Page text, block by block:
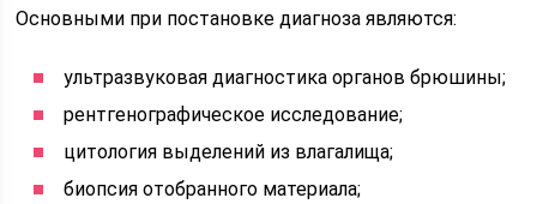
Основными при постановке диагноза являются:
ультразвуковая диагностика органов брюшины;
рентгенографическое исследование;
цитология выделений из влагалища;
биопсия отобранного материала;